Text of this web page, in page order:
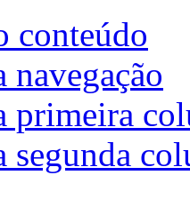
conteúdo
navegação
primeira
segunda